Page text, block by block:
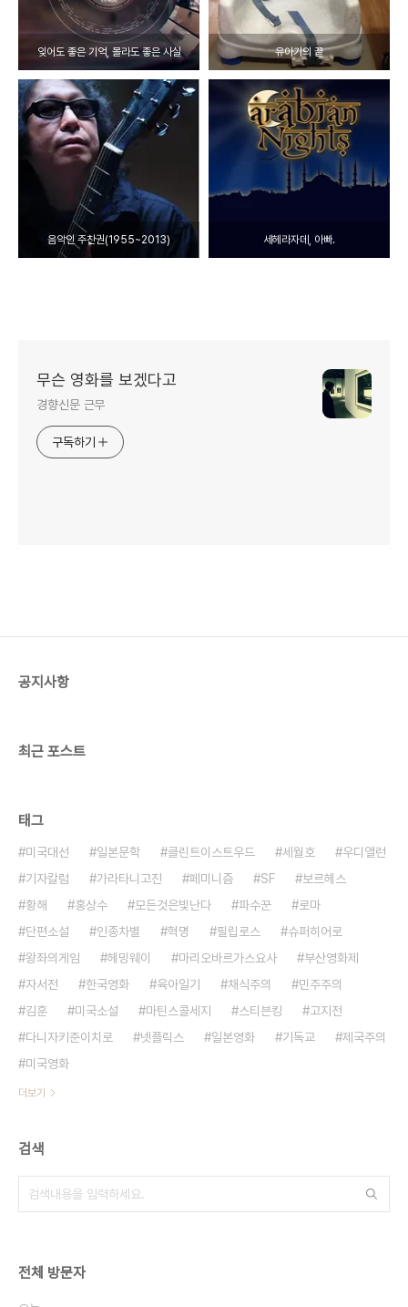
잊어도 좋은 기억, 몰라도 좋은 사실 유아기의 끝
음악인 주찬권(1955~2013) 세헤라자데, 아빠.
무슨 영화를 보겠다고
경향신문 근무
구독하기
공지사항
최근 포스트
태그
미국대선 일본문학 클린트이스트우드 세월호
우디앨런
기자칼럼
가라타니고진 페미니즘 SF
보르헤스
황해
홍상수 모든것은빛난다 파수꾼
로마
단편소설
인종차별 혁명 필립로스
슈퍼히어로
왕좌의게임
헤밍웨이 마리오바르가스요사
부산영화제
자서전
한국영화 육아일기 채식주의
민주주의
김훈
미국소설 마틴스콜세지 스티븐킹
고지전
다니자키준이치로
넷플릭스 일본영화 기독교
제국주의
미국영화
더보기
검색
전체 방문자